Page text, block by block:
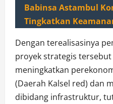
Babinsa Astambul
Tingkatkan
Dengan terealisasinya
proyek strategis
meningkatkan
(Daerah Kalsel red) dan
dibidang infrastruktur,